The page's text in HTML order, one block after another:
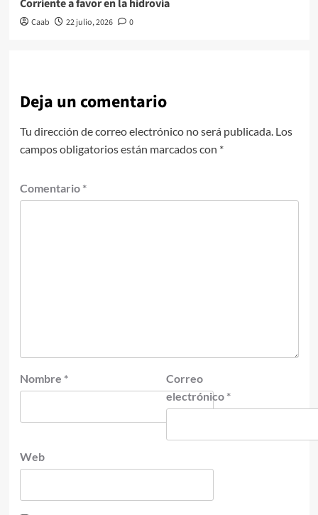
Corriente a favor en la hidrovía
Caab 22 julio, 2026 0
Deja un comentario
Tu dirección de correo electrónico no será publicada. Los
campos obligatorios están marcados con *
Comentario *
Nombre *
Correo
electrónico *
Web